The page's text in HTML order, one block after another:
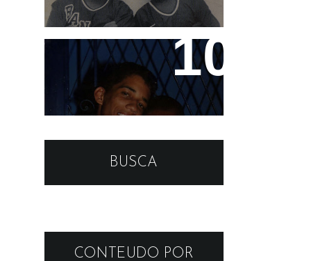
Teco e Buzunga
BUSCA
CONTEUDO POR